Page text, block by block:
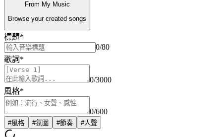
From My Music
Browse your created songs
標題*
0/80
歌詞 *
0/3000
風格*
0/600
#風格 #氛圍 #節奏 #人聲